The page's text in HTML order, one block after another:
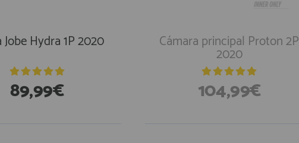
Jobe Hydra 1P 2020
89,99€
Cámara principal Proton 2P
2020
104,99€